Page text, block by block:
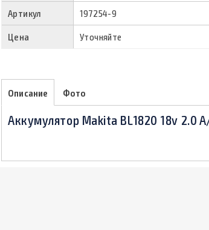
Артикул 197254-9
Цена Уточняйте
Описание Фото
Аккумулятор Makita BL1820 18v 2.0